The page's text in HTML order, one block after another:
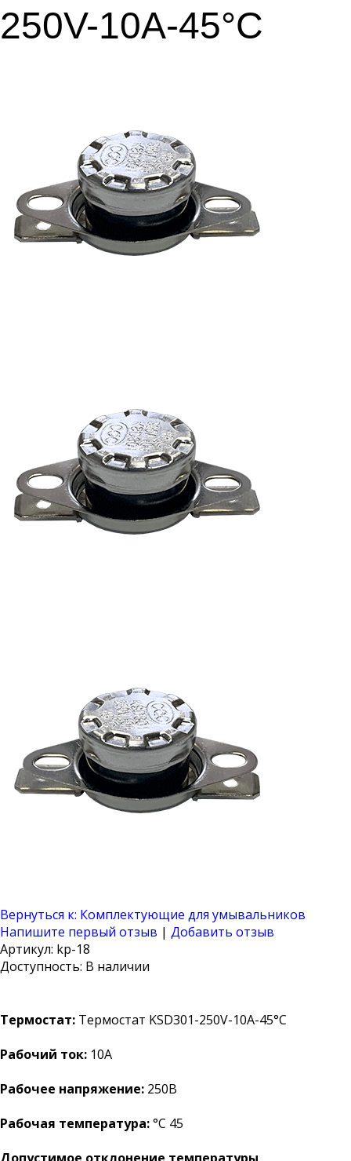
250V-10A-45°C
Вернуться к: Комплектующие для умывальников
Напишите первый отзыв | Добавить отзыв
Артикул: kp-18
Доступность: В наличии
Термостат: Термостат KSD301-250V-10A-45°C
Рабочий ток: 10А
Рабочее напряжение: 250В
Рабочая температура:°C 45